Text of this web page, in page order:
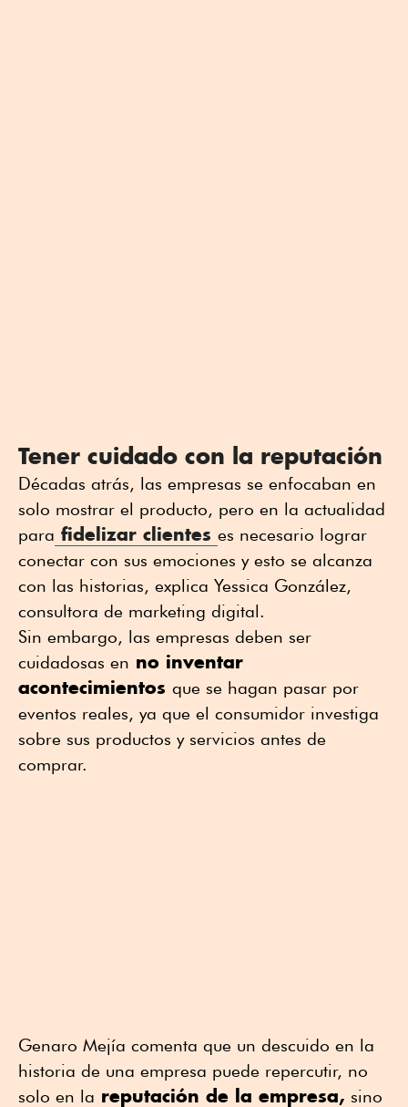
Tener cuidado con la reputación
Décadas atrás, las empresas se enfocaban en
solo mostrar el producto, pero en la actualidad
para fidelizar clientes es necesario lograr
conectar con sus emociones y esto se alcanza
con las historias, explica Yessica González,
consultora de marketing digital.
Sin embargo, las empresas deben ser
cuidadosas en no inventar
acontecimientos que se hagan pasar por
eventos reales, ya que el consumidor investiga
sobre sus productos y servicios antes de
comprar.
Genaro Mejía comenta que un descuido en la
historia de una empresa puede repercutir, no
solo en la reputación de la empresa, sino